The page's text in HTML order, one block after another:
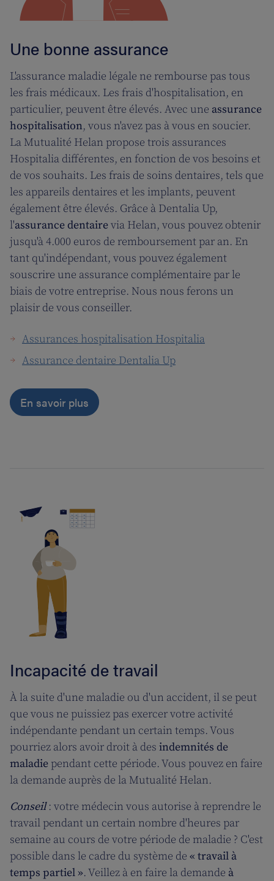
Une bonne assurance
L'assurance maladie légale ne rembourse pas tous
les frais médicaux. Les frais d'hospitalisation, en
particulier, peuvent être élevés. Avec une assurance
hospitalisation, vous n'avez pas à vous en soucier.
La Mutualité Helan propose trois assurances
Hospitalia différentes, en fonction de vos besoins et
de vos souhaits. Les frais de soins dentaires, tels que
les appareils dentaires et les implants, peuvent
également être élevés. Grâce à Dentalia Up,
l'assurance dentairevia Helan, vous pouvez obtenir
jusqu'à 4.000 euros de remboursement par an. En
tant qu'indépendant, vous pouvez également
souscrire une assurance complémentaire par le
biais de votre entreprise. Nous nous ferons un
plaisir de vous conseiller.
Assurances hospitalisation Hospitalia
Assurance dentaire Dentalia Up
En savoir plus
Incapacité de travail
À la suite d'une maladie ou d'un accident, il se peut
que vous ne puissiez pas exercer votre activité
indépendante pendant un certain temps. Vous
pourriez alors avoir droit à des indemnités de
maladie pendant cette période. Vous pouvez en faire
la demande auprès de la Mutualité Helan.
Conseil: votre médecin vous autorise à reprendre le
travail pendant un certain nombre d'heures par
semaine au cours de votre période de maladie ? C'est
possible dans le cadre du système de « travail à
temps partiel ». Veillez à en faire la demande à